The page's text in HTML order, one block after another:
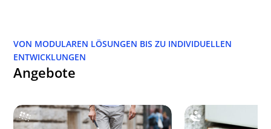
VON MODULAREN LÖSUNGEN BIS ZU INDIVIDUELLEN
ENTWICKLUNGEN
Angebote